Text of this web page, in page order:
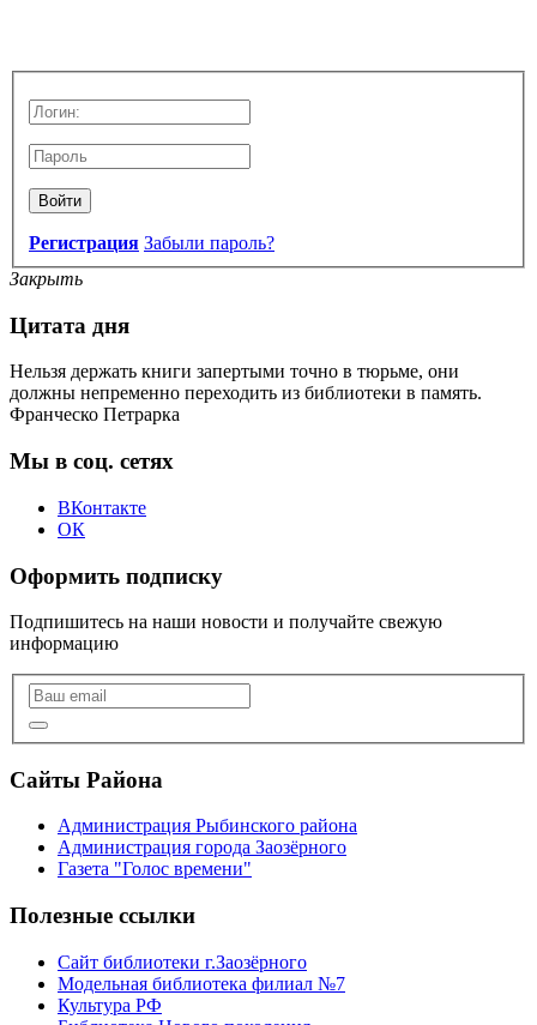
Войти
Регистрация Забыли пароль?
Закрыть
Цитата дня
Нельзя держать книги запертыми точно в тюрьме, они
должны непременно переходить из библиотеки в память.
Франческо Петрарка
Мы в соц. сетях
ВКонтакте
ОК
Оформить подписку
Подпишитесь на наши новости и получайте свежую
информацию
Сайты Района
Администрация Рыбинского района
Администрация города Заозёрного
Газета "Голос времени"
Полезные ссылки
Сайт библиотеки г.Заозёрного
Модельная библиотека филиал №7
Культура РФ